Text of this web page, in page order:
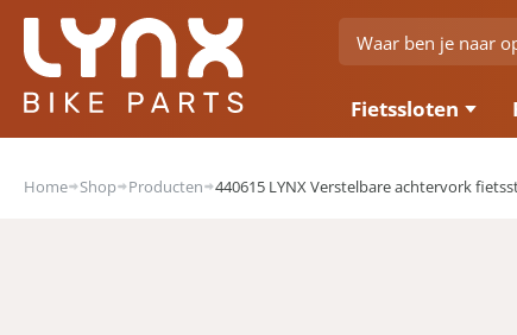
Fietssloten
Home Shop Producten 440615 LYNX Verstelbare achtervork